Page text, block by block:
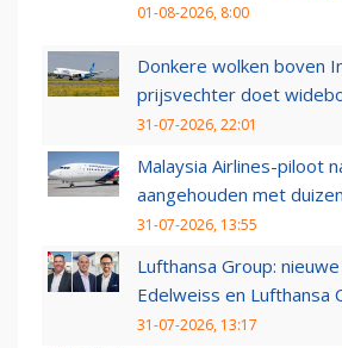
01-08-2026, 8:00
Donkere wolken boven
prijsvechter doet
31-07-2026, 22:01
Malaysia Airlines-piloot
aangehouden met
31-07-2026, 13:55
Lufthansa Group: nieuwe
Edelweiss en Lufthansa
31-07-2026, 13:17